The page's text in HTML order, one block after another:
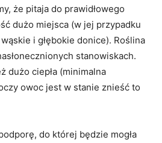
że pitaja do prawidłowego
dużo miejsca (w jej przypadku
i głębokie donice). Roślina
stanowiskach.
dużo ciepła (minimalna
owoc jest w stanie znieść to
do której będzie mogła